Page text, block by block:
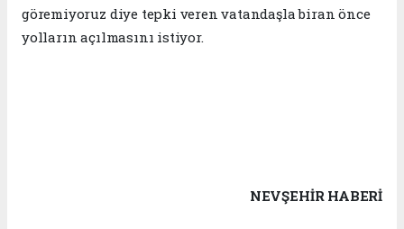
göremiyoruz diye tepki veren vatandaşla biran önce
yolların açılmasını istiyor.
NEVŞEHIR HABERİ